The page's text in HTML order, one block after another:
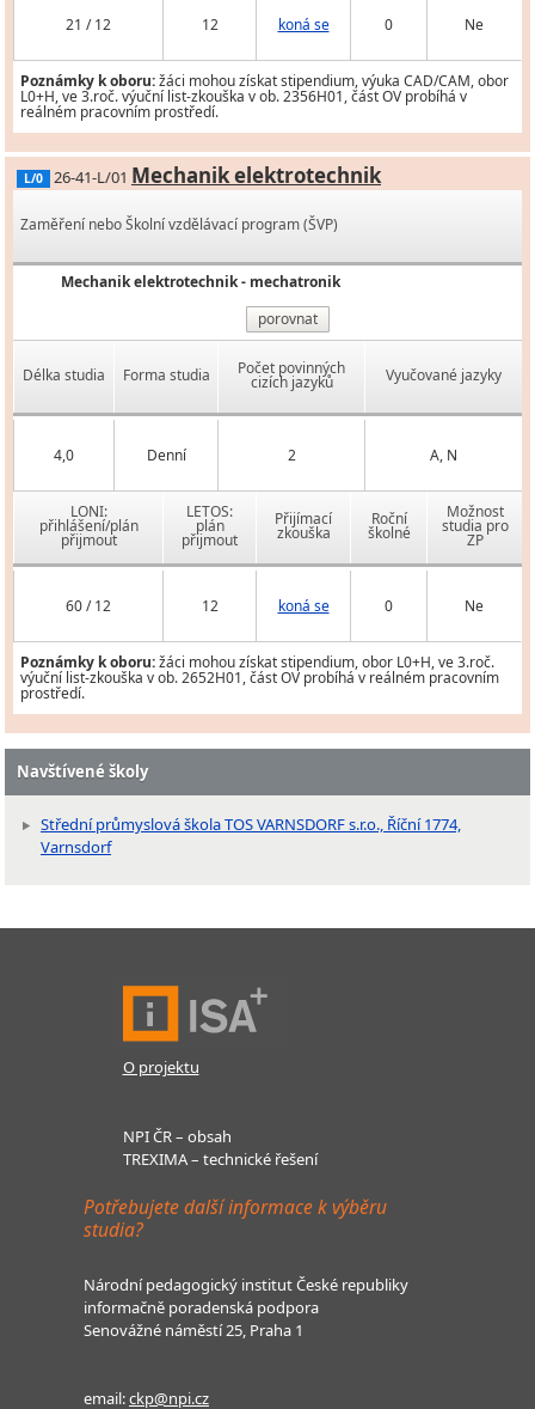
21 / 12 12 koná se 0 Ne
Poznámky k oboru:žáci mohou získat stipendium, výuka CAD/CAM, obor
L0+H, ve 3.roč. výuční list-zkouška v ob. 2356H01, část OV probíhá v
reálném pracovním prostředí.
L/0 26-41-L/01 Mechanik elektrotechnik
Zaměření nebo Školní vzdělávací program (ŠVP)
Mechanik elektrotechnik - mechatronik
porovnat
Délka studia Forma studia Počet povinných
cizích jazyků Vyučované jazyky
4,0 Denní 2 A, N
LONI:
přihlášení/plán
přijmout
LETOS:
plán
přijmout
Přijímací
zkouška
Roční
školné
Možnost
studia pro
ZP
60 / 12 12 koná se 0 Ne
Poznámky k oboru:žáci mohou získat stipendium, obor L0+H, ve 3.roč.
výuční list-zkouška v ob. 2652H01, část OV probíhá v reálném pracovním
prostředí.
Navštívené školy
Střední průmyslová škola TOS VARNSDORF s.r.o., Říční 1774,
Varnsdorf
O projektu
NPI ČR – obsah
TREXIMA – technické řešení
Potřebujete další informace k výběru
studia?
Národní pedagogický institut České republiky
informačně poradenská podpora
Senovážné náměstí 25, Praha 1
email:ckp@npi.cz